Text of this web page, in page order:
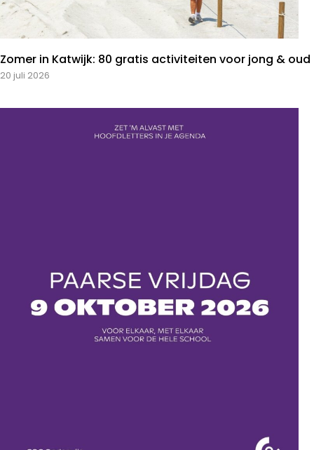
Zomer in Katwijk: 80 gratis activiteiten voor jong & oud
20 juli 2026